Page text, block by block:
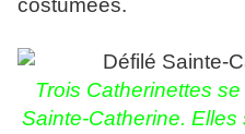
costumées.
Trois Catherinettes
Sainte-Catherine.